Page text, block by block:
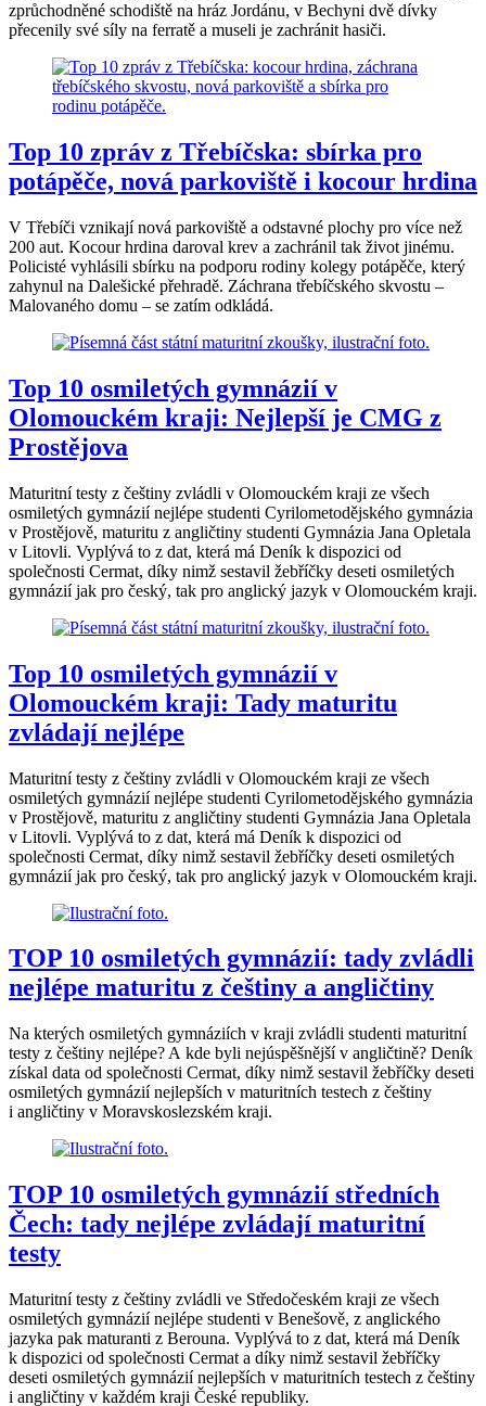
zprůchodněné schodiště na hráz Jordánu, v Bechyni dvě dívky
přecenily své síly na ferratě a museli je zachránit hasiči.
Top 10 zpráv z Třebíčska: sbírka pro
potápěče, nová parkoviště i kocour hrdina
V Třebíči vznikají nová parkoviště a odstavné plochy pro více než
200 aut. Kocour hrdina daroval krev a zachránil tak život jinému.
Policisté vyhlásili sbírku na podporu rodiny kolegy potápěče, který
zahynul na Dalešické přehradě. Záchrana třebíčského skvostu –
Malovaného domu – se zatím odkládá.
Top 10 osmiletých gymnázií v
Olomouckém kraji: Nejlepší je CMG z
Prostějova
Maturitní testy z češtiny zvládli v Olomouckém kraji ze všech
osmiletých gymnázií nejlépe studenti Cyrilometodějského gymnázia
v Prostějově, maturitu z angličtiny studenti Gymnázia Jana Opletala
v Litovli. Vyplývá to z dat, která má Deník k dispozici od
společnosti Cermat, díky nimž sestavil žebříčky deseti osmiletých
gymnázií jak pro český, tak pro anglický jazyk v Olomouckém kraji.
Top 10 osmiletých gymnázií v
Olomouckém kraji: Tady maturitu
zvládají nejlépe
Maturitní testy z češtiny zvládli v Olomouckém kraji ze všech
osmiletých gymnázií nejlépe studenti Cyrilometodějského gymnázia
v Prostějově, maturitu z angličtiny studenti Gymnázia Jana Opletala
v Litovli. Vyplývá to z dat, která má Deník k dispozici od
společnosti Cermat, díky nimž sestavil žebříčky deseti osmiletých
gymnázií jak pro český, tak pro anglický jazyk v Olomouckém kraji.
TOP 10 osmiletých gymnázií: tady zvládli
nejlépe maturitu z češtiny a angličtiny
Na kterých osmiletých gymnáziích v kraji zvládli studenti maturitní
testy z češtiny nejlépe? A kde byli nejúspěšnější v angličtině? Deník
získal data od společnosti Cermat, díky nimž sestavil žebříčky deseti
osmiletých gymnázií nejlepších v maturitních testech z češtiny
i angličtiny v Moravskoslezském kraji.
TOP 10 osmiletých gymnázií středních
Čech: tady nejlépe zvládají maturitní
testy
Maturitní testy z češtiny zvládli ve Středočeském kraji ze všech
osmiletých gymnázií nejlépe studenti v Benešově, z anglického
jazyka pak maturanti z Berouna. Vyplývá to z dat, která má Deník
k dispozici od společnosti Cermat a díky nimž sestavil žebříčky
deseti osmiletých gymnázií nejlepších v maturitních testech z češtiny
i angličtiny v každém kraji České republiky.